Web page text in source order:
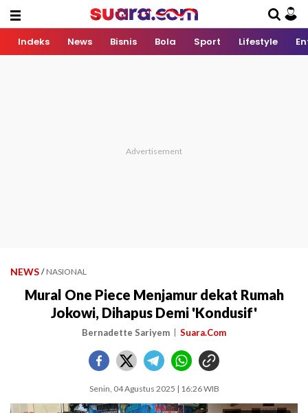
Indeks News Bisnis Bola Sport Lifestyle
NEWS / NASIONAL
Mural One Piece Menjamur dekat Rumah
Jokowi, Dihapus Demi 'Kondusif'
Bernadette Sariyem Suara.Com
Senin, 04 Agustus 2025 | 16:26 WIB